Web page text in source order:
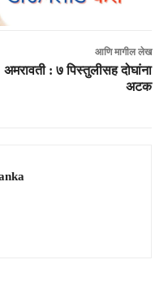
आणि मागील लेख
अमरावती : ७ पिस्तुलीसह दोघांना
अटक